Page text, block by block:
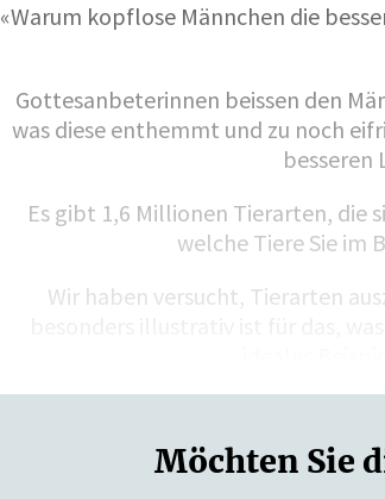
«Warum kopflose Männchen die
Gottesanbeterinnen beissen den
was diese enthemmt und zu noch
besseren
Es gibt 1,6 Millionen Tierarten, die
welche Tiere Sie im
Wir haben versucht, Tierarten
Möchten Sie